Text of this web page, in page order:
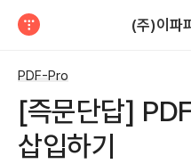
(주)이파
PDF-Pro
[즉문단답]
삽입하기